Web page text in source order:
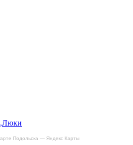
Подольска — Яндекс Карты